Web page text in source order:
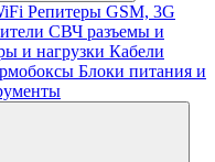
Репитеры GSM, 3G
СВЧ разъемы и
и нагрузки Кабели
Блоки питания и